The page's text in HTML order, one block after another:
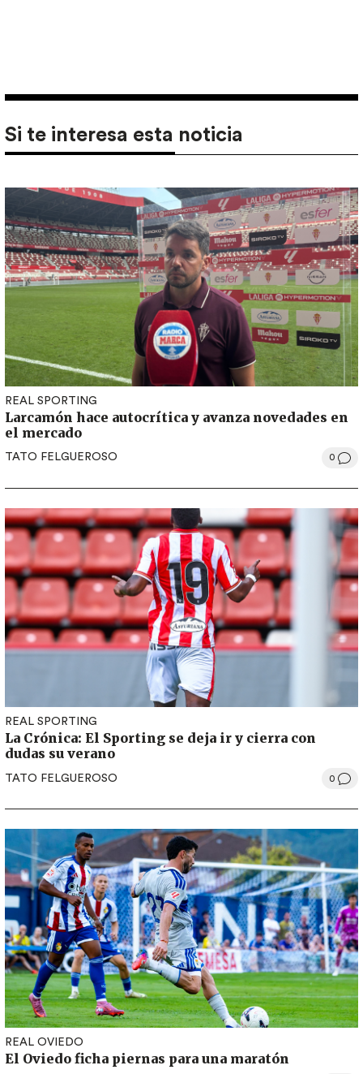
Si te interesa esta noticia
REAL SPORTING
Larcamón hace autocrítica y avanza novedades en
el mercado
TATO FELGUEROSO 0
REAL SPORTING
La Crónica: El Sporting se deja ir y cierra con
dudas su verano
TATO FELGUEROSO 0
REAL OVIEDO
El Oviedo ficha piernas para una maratón